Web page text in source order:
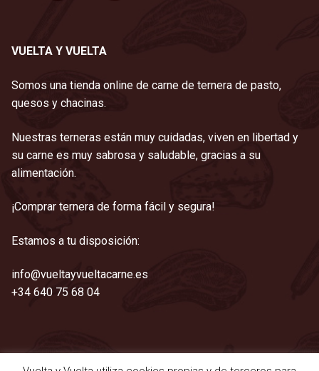
VUELTA Y VUELTA
Somos una tienda online de carne de ternera de pasto,
quesos y chacinas.
Nuestras terneras están muy cuidadas, viven en libertad y
su carne es muy sabrosa y saludable, gracias a su
alimentación.
¡Comprar ternera de forma fácil y segura!
Estamos a tu disposición:
info@vueltayvueltacarne.es
+34 640 75 68 04